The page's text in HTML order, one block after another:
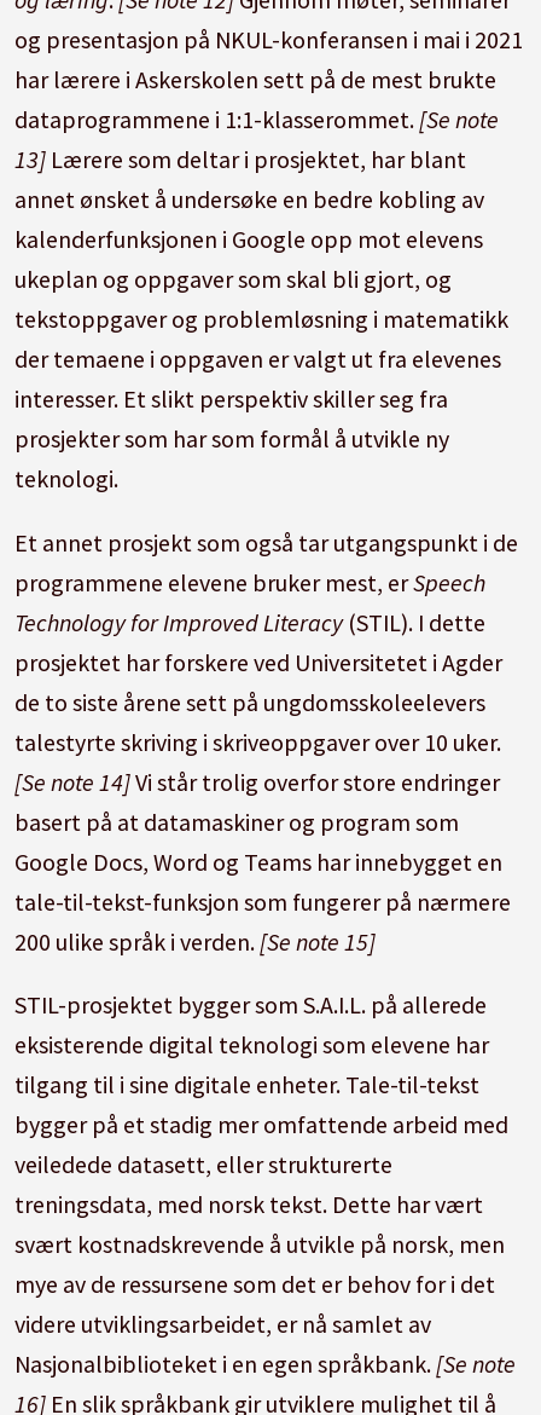
og presentasjon på NKUL-konferansen i mai i 2021
har lærere i Askerskolen sett på de mest brukte
dataprogrammene i 1:1-klasserommet. [Se note
13] Lærere som deltar i prosjektet, har blant
annet ønsket å undersøke en bedre kobling av
kalenderfunksjonen i Google opp mot elevens
ukeplan og oppgaver som skal bli gjort, og
tekstoppgaver og problemløsning i matematikk
der temaene i oppgaven er valgt ut fra elevenes
interesser. Et slikt perspektiv skiller seg fra
prosjekter som har som formål å utvikle ny
teknologi.
Et annet prosjekt som også tar utgangspunkt i de
programmene elevene bruker mest, erSpeech
Technology for Improved Literacy(STIL). I dette
prosjektet har forskere ved Universitetet i Agder
de to siste årene sett på ungdomsskoleelevers
talestyrte skriving i skriveoppgaver over 10 uker.
[Se note 14]Vi står trolig overfor store endringer
basert på at datamaskiner og program som
Google Docs, Word og Teams har innebygget en
tale-til-tekst-funksjon som fungerer på nærmere
200 ulike språk i verden. [Se note 15]
STIL-prosjektet bygger som S.A.I.L. på allerede
eksisterende digital teknologi som elevene har
tilgang til i sine digitale enheter. Tale-til-tekst
bygger på et stadig mer omfattende arbeid med
veiledede datasett, eller strukturerte
treningsdata, med norsk tekst. Dette har vært
svært kostnadskrevende å utvikle på norsk, men
mye av de ressursene som det er behov for i det
videre utviklingsarbeidet, er nå samlet av
Nasjonalbiblioteket i en egen språkbank. [Se note
16] En slik språkbank gir utviklere mulighet til å